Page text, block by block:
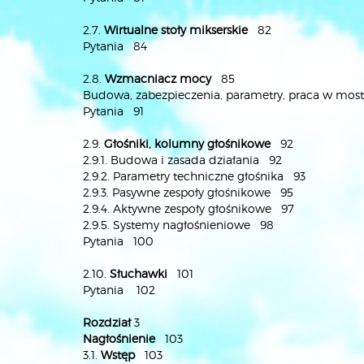
2.7. Wirtualne stoły mikserskie82
Pytania 84
2.8. Wzmacniacz mocy85
Budowa, zabezpieczenia, parametry, praca w
Pytania 91
2.9. Głośniki, kolumny głośnikowe92
2.9.1. Budowa i zasada działania 92
2.9.2. Parametry techniczne głośnika 93
2.9.3. Pasywne zespoły głośnikowe 95
2.9.4. Aktywne zespoły głośnikowe 97
2.9.5. Systemy nagłośnieniowe 98
Pytania 100
2.10. Słuchawki 101
Pytania 102
Rozdział3
Nagłośnienie
103
3.1. Wstęp103